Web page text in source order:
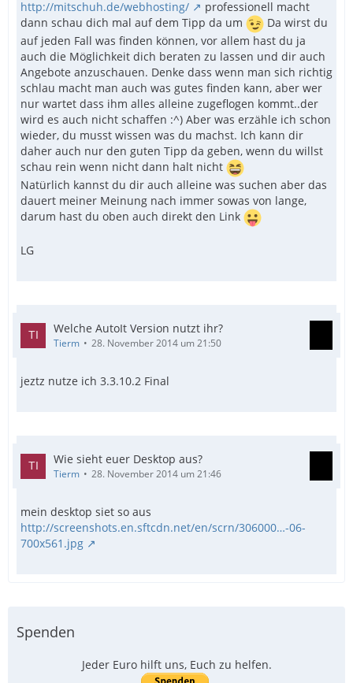
http://mitschuh.de/webhosting/
professionell macht
dann schau dich mal auf dem Tipp da um
Da wirst du
auf jeden Fall was finden können, vor allem hast du ja
auch die Möglichkeit dich beraten zu lassen und dir auch
Angebote anzuschauen. Denke dass wenn man sich richtig
schlau macht man auch was gutes finden kann, aber wer
nur wartet dass ihm alles alleine zugeflogen kommt..der
wird es auch nicht schaffen :^) Aber was erzähle ich schon
wieder, du musst wissen was du machst. Ich kann dir
daher auch nur den guten Tipp da geben, wenn du willst
schau rein wenn nicht dann halt nicht
Natürlich kannst du dir auch alleine was suchen aber das
dauert meiner Meinung nach immer sowas von lange,
darum hast du oben auch direkt den Link
LG
Welche AutoIt Version nutzt ihr?
Tierm 28. November 2014 um 21:50
jeztz nutze ich 3.3.10.2 Final
Wie sieht euer Desktop aus?
Tierm 28. November 2014 um 21:46
mein desktop siet so aus
http://screenshots.en.sftcdn.net/en/scrn/306000…-06-
700x561.jpg
Spenden
Jeder Euro hilft uns, Euch zu helfen.